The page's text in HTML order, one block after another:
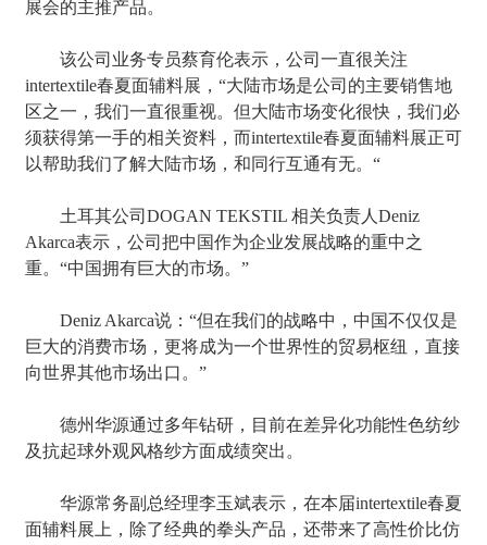
展会的主推产品。
该公司业务专员蔡育伦表示，公司一直很关注
intertextile春夏面辅料展，“大陆市场是公司的主要销售地
区之一，我们一直很重视。但大陆市场变化很快，我们必
须获得第一手的相关资料，而intertextile春夏面辅料展正可
以帮助我们了解大陆市场，和同行互通有无。“
土耳其公司DOGAN TEKSTIL 相关负责人Deniz
Akarca表示，公司把中国作为企业发展战略的重中之
重。“中国拥有巨大的市场。”
Deniz Akarca说：“但在我们的战略中，中国不仅仅是
巨大的消费市场，更将成为一个世界性的贸易枢纽，直接
向世界其他市场出口。”
德州华源通过多年钻研，目前在差异化功能性色纺纱
及抗起球外观风格纱方面成绩突出。
华源常务副总经理李玉斌表示，在本届intertextile春夏
面辅料展上，除了经典的拳头产品，还带来了高性价比仿